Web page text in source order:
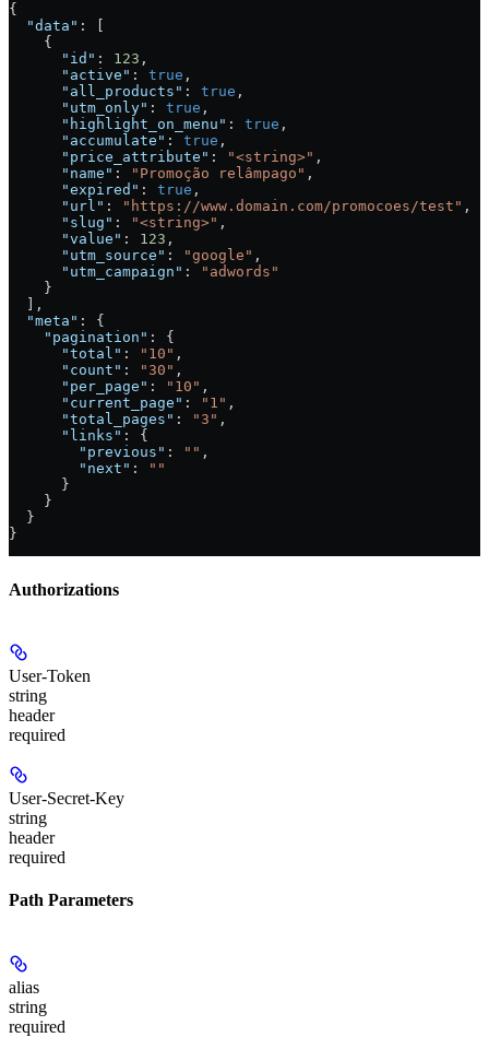
{
  "data"
: [
    {
      "id"
: 123 ,
      "active"
: true ,
      "all_products"
: true ,
      "utm_only"
: true ,
      "highlight_on_menu"
: true ,
      "accumulate"
: true ,
      "price_attribute"
: "<string>" ,
      "name"
: "Promoção relâmpago" ,
      "expired"
: true ,
      "url"
: "https://www.domain.com/promocoes/test" ,
      "slug"
: "<string>" ,
      "value"
: 123 ,
      "utm_source"
: "google" ,
      "utm_campaign"
:
"adwords"
    }
  ],
  "meta"
: {
    "pagination"
: {
      "total"
: "10" ,
      "count"
: "30" ,
      "per_page"
: "10" ,
      "current_page"
: "1" ,
      "total_pages"
: "3" ,
      "links"
: {
        "previous"
: "" ,
        "next"
:
""
      }
    }
  }
}
Authorizations
User-Token
string
header
required
User-Secret-Key
string
header
required
Path Parameters
alias
string
required